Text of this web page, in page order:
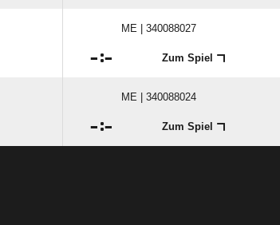
ME | 340088027
: Zum Spiel
ME | 340088024
: Zum Spiel